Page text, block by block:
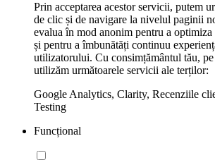
Prin acceptarea acestor servicii, putem
de clic și de navigare la nivelul paginii
evalua în mod anonim pentru a optimiza
și pentru a îmbunătăți continuu
utilizatorului. Cu consimțământul tău, pe
utilizăm următoarele servicii ale terților:
Google Analytics, Clarity, Recenziile
Testing
Funcțional